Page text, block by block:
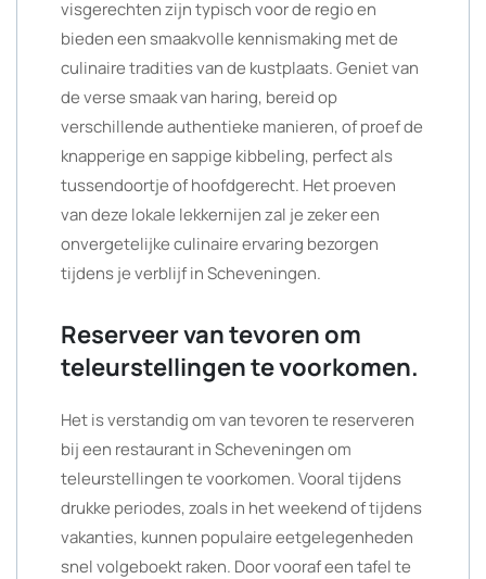
visgerechten zijn typisch voor de regio en
bieden een smaakvolle kennismaking met de
culinaire tradities van de kustplaats. Geniet van
de verse smaak van haring, bereid op
verschillende authentieke manieren, of proef de
knapperige en sappige kibbeling, perfect als
tussendoortje of hoofdgerecht. Het proeven
van deze lokale lekkernijen zal je zeker een
onvergetelijke culinaire ervaring bezorgen
tijdens je verblijf in Scheveningen.
Reserveer van tevoren om
teleurstellingen te voorkomen.
Het is verstandig om van tevoren te reserveren
bij een restaurant in Scheveningen om
teleurstellingen te voorkomen. Vooral tijdens
drukke periodes, zoals in het weekend of tijdens
vakanties, kunnen populaire eetgelegenheden
snel volgeboekt raken. Door vooraf een tafel te